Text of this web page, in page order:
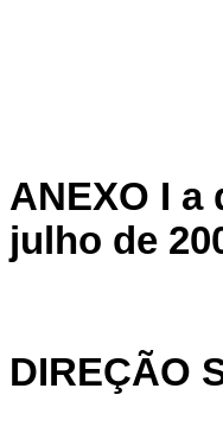
ANEXO I a
julho de
DIREÇÃO